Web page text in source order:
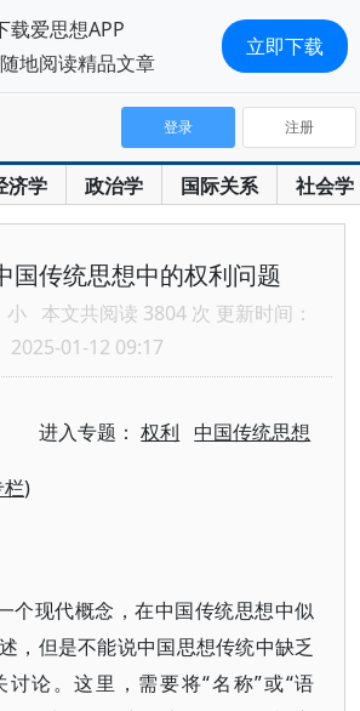
济学 政治学 国际关系 社会学
登录 注册
国传统思想中的权利问题
小 本文共阅读 3804 次 更新时间：
2025-01-12 09:17
进入专题：权利 中国传统思想
栏)
个现代概念，在中国传统思想中似
，但是不能说中国思想传统中缺乏
讨论。这里，需要将“名称”或“语
载爱思想APP
地阅读精品文章
立即下载